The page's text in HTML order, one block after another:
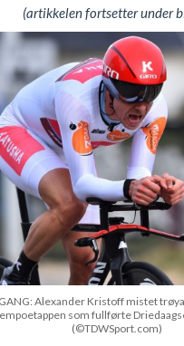
(artikkelen fortsetter under
Alexander Kristoff mistet
som fullførte
(©TDWSport.com)